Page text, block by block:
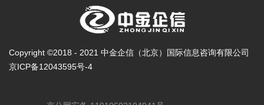
Copyright ©2018 - 2021 中金企信（北京）国际信息咨询有限公司
京ICP备12043595号-4